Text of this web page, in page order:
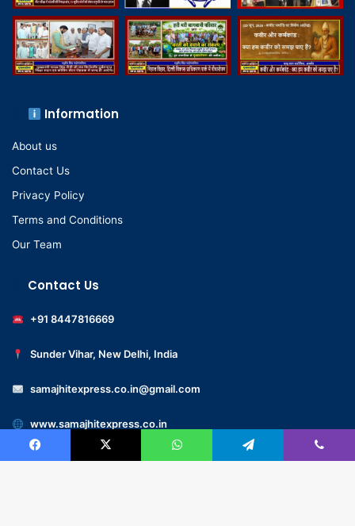
Information
About us
Contact Us
Privacy Policy
Terms and Conditions
Our Team
Contact Us
+91 8447816669
Sunder Vihar, New Delhi, India
samajhitexpress.co.in@gmail.com
www.samajhitexpress.co.in
Facebook X WhatsApp Telegram Viber